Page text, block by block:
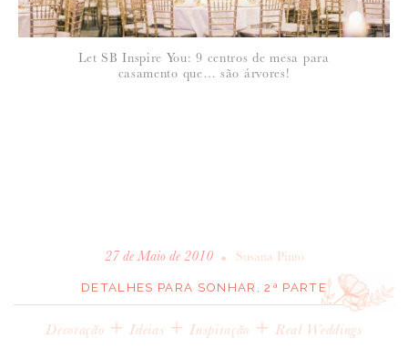
Let SB Inspire You: 9 centros de mesa para
casamento que… são árvores!
27 de Maio de 2010 • Susana Pinto
DETALHES PARA SONHAR, 2ª PARTE
Decoração +Ideias +Inspiração +Real Weddings